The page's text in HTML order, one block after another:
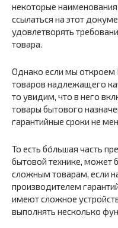
некоторые
ссылаться на этот
удовлетворять
товара.
Однако если мы откроем
товаров надлежащего
то увидим, что в него
товары бытового
гарантийные сроки не
То есть бо́льшая часть
бытовой технике, может
сложным товарам, если
производителем
имеют сложное
выполнять несколько